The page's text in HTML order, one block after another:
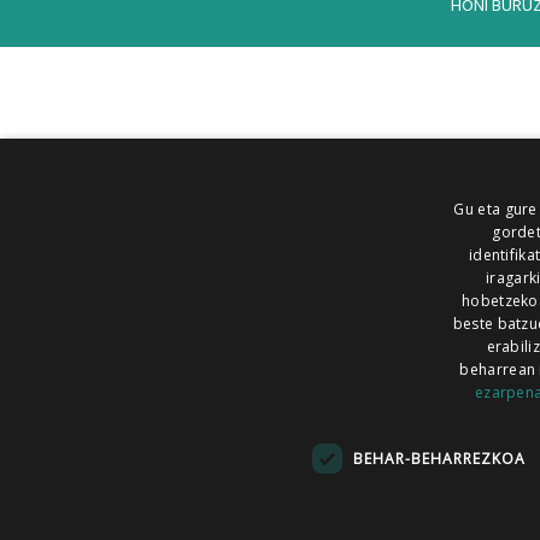
HONI BURUZ
ALEA
MAILOPE NOAUA
Gu eta
hobetzeko.
beste
beharrean
BEHAR-BEHARREZKOA